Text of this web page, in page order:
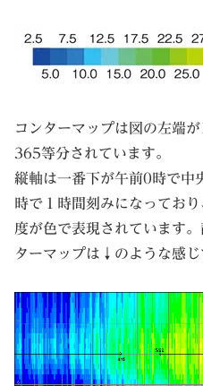
コンターマップは図の左端
365等分されています。
縦軸は一番下が午前0時で中
時で１時間刻みになってお
度が色で表現されています
ターマップは↓のような感じ